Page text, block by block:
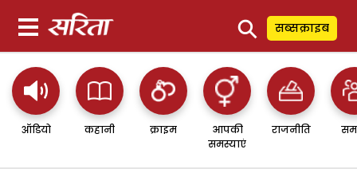
⚲ सब्सक्राइब
ऑडियो कहानी क्राइम
आपकी
समस्याएं
राजनीति